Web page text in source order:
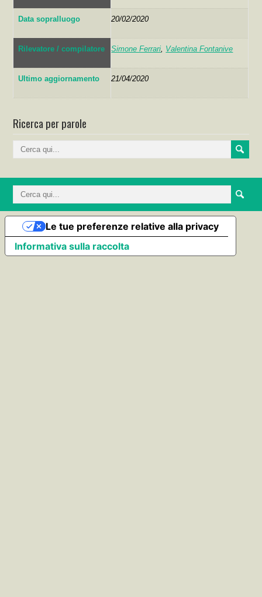
Data sopralluogo 20/02/2020
Rilevatore / compilatore Simone Ferrari, Valentina Fontanive
Ultimo aggiornamento 21/04/2020
Ricerca per parole
Informativa sulla raccolta
Le tue preferenze relative alla privacy